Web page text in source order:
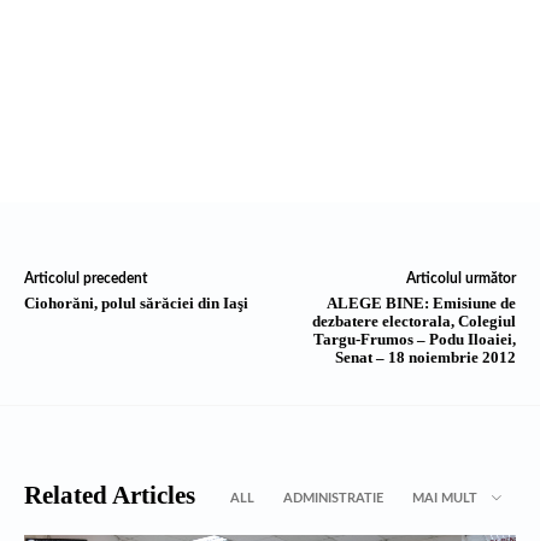
Articolul precedent
Ciohorăni, polul sărăciei din Iaşi
Articolul următor
ALEGE BINE: Emisiune de
dezbatere electorala, Colegiul
Targu-Frumos – Podu Iloaiei,
Senat – 18 noiembrie 2012
Related Articles ALL ADMINISTRATIE MAI MULT